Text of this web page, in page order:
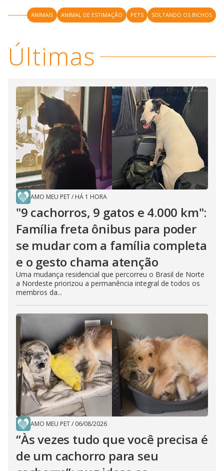
ANIMAIS ANIMAL DE ESTIMAÇÃO PETS SOLTANDO OS BICHOS
Últimas
AMO MEU PET/ HÁ 1 HORA
"9 cachorros, 9 gatos e 4.000 km":
Família freta ônibus para poder
se mudar com a família completa
e o gesto chama atenção
Uma mudança residencial que percorreu o Brasil de Norte
a Nordeste priorizou a permanência integral de todos os
membros da...
AMO MEU PET/ 06/08/2026
“Às vezes tudo que você precisa é
de um cachorro para seu